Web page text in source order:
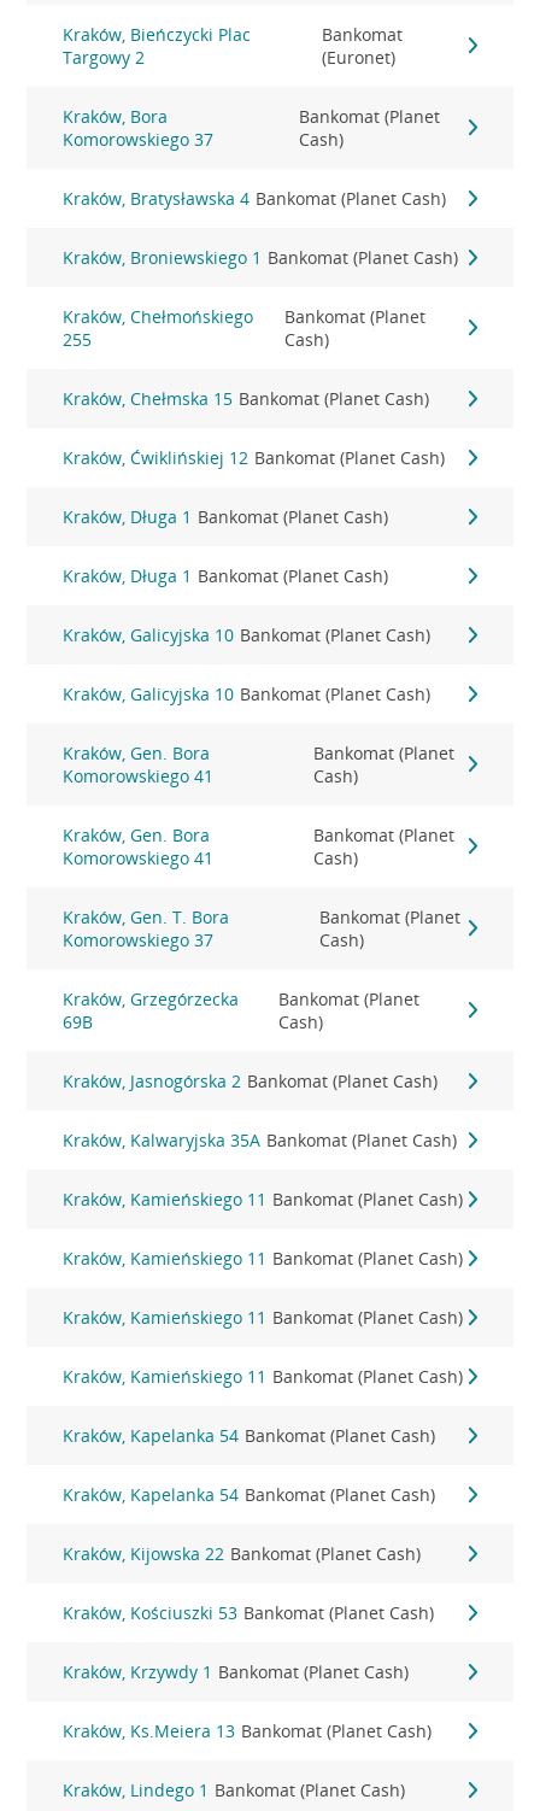
Kraków, Bieńczycki Plac
Targowy 2
Bankomat
(Euronet)
Kraków, Bora
Komorowskiego 37
Bankomat (Planet
Cash)
Kraków, Bratysławska 4 Bankomat (Planet Cash)
Kraków, Broniewskiego 1 Bankomat (Planet Cash)
Kraków, Chełmońskiego
255
Bankomat (Planet
Cash)
Kraków, Chełmska 15 Bankomat (Planet Cash)
Kraków, Ćwiklińskiej 12 Bankomat (Planet Cash)
Kraków, Długa 1 Bankomat (Planet Cash)
Kraków, Długa 1 Bankomat (Planet Cash)
Kraków, Galicyjska 10 Bankomat (Planet Cash)
Kraków, Galicyjska 10 Bankomat (Planet Cash)
Kraków, Gen. Bora
Komorowskiego 41
Bankomat (Planet
Cash)
Kraków, Gen. Bora
Komorowskiego 41
Bankomat (Planet
Cash)
Kraków, Gen. T. Bora
Komorowskiego 37
Bankomat (Planet
Cash)
Kraków, Grzegórzecka
69B
Bankomat (Planet
Cash)
Kraków, Jasnogórska 2 Bankomat (Planet Cash)
Kraków, Kalwaryjska 35A Bankomat (Planet Cash)
Kraków, Kamieńskiego 11 Bankomat (Planet Cash)
Kraków, Kamieńskiego 11 Bankomat (Planet Cash)
Kraków, Kamieńskiego 11 Bankomat (Planet Cash)
Kraków, Kamieńskiego 11 Bankomat (Planet Cash)
Kraków, Kapelanka 54 Bankomat (Planet Cash)
Kraków, Kapelanka 54 Bankomat (Planet Cash)
Kraków, Kijowska 22 Bankomat (Planet Cash)
Kraków, Kościuszki 53 Bankomat (Planet Cash)
Kraków, Krzywdy 1 Bankomat (Planet Cash)
Kraków, Ks.Meiera 13 Bankomat (Planet Cash)
Kraków, Lindego 1 Bankomat (Planet Cash)